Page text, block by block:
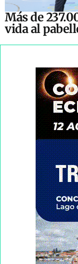
Más de
vida al